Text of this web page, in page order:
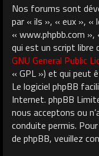
Nos forums sont
par « ils », « eux », «
« www.phpbb.com »,
qui est un script libre
GNU General Public
« GPL ») et qui peut
Le logiciel phpBB
Internet. phpBB
nous acceptons ou
conduite permis.
de phpBB, veuillez